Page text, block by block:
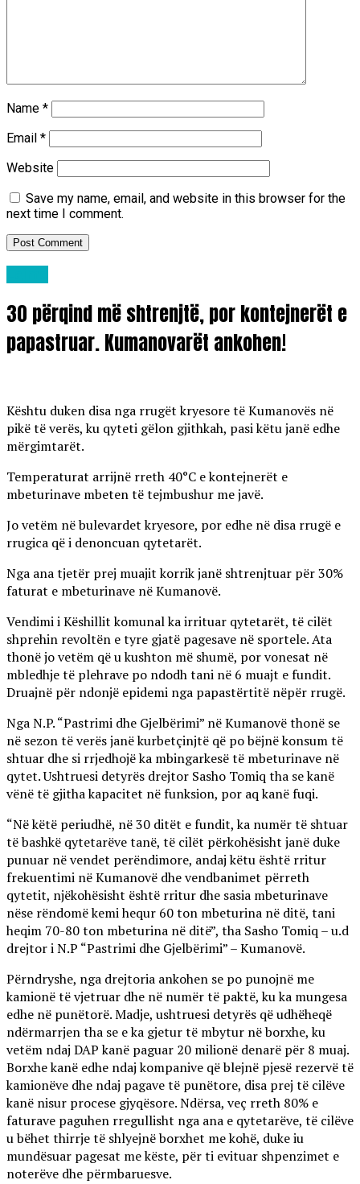
Name *
Email *
Website
Save my name, email, and website in this browser for the
next time I comment.
30 përqind më shtrenjtë, por kontejnerët e
papastruar. Kumanovarët ankohen!
Kështu duken disa nga rrugët kryesore të Kumanovës në
pikë të verës, ku qyteti gëlon gjithkah, pasi këtu janë edhe
mërgimtarët.
Temperaturat arrijnë rreth 40°C e kontejnerët e
mbeturinave mbeten të tejmbushur me javë.
Jo vetëm në bulevardet kryesore, por edhe në disa rrugë e
rrugica që i denoncuan qytetarët.
Nga ana tjetër prej muajit korrik janë shtrenjtuar për 30%
faturat e mbeturinave në Kumanovë.
Vendimi i Këshillit komunal ka irrituar qytetarët, të cilët
shprehin revoltën e tyre gjatë pagesave në sportele. Ata
thonë jo vetëm që u kushton më shumë, por vonesat në
mbledhje të plehrave po ndodh tani në 6 muajt e fundit.
Druajnë për ndonjë epidemi nga papastërtitë nëpër rrugë.
Nga N.P. “Pastrimi dhe Gjelbërimi” në Kumanovë thonë se
në sezon të verës janë kurbetçinjtë që po bëjnë konsum të
shtuar dhe si rrjedhojë ka mbingarkesë të mbeturinave në
qytet. Ushtruesi detyrës drejtor Sasho Tomiq tha se kanë
vënë të gjitha kapacitet në funksion, por aq kanë fuqi.
“Në këtë periudhë, në 30 ditët e fundit, ka numër të shtuar
të bashkë qytetarëve tanë, të cilët përkohësisht janë duke
punuar në vendet perëndimore, andaj këtu është rritur
frekuentimi në Kumanovë dhe vendbanimet përreth
qytetit, njëkohësisht është rritur dhe sasia mbeturinave
nëse rëndomë kemi hequr 60 ton mbeturina në ditë, tani
heqim 70-80 ton mbeturina në ditë”, tha Sasho Tomiq – u.d
drejtor i N.P “Pastrimi dhe Gjelbërimi” – Kumanovë.
Përndryshe, nga drejtoria ankohen se po punojnë me
kamionë të vjetruar dhe në numër të paktë, ku ka mungesa
edhe në punëtorë. Madje, ushtruesi detyrës që udhëheqë
ndërmarrjen tha se e ka gjetur të mbytur në borxhe, ku
vetëm ndaj DAP kanë paguar 20 milionë denarë për 8 muaj.
Borxhe kanë edhe ndaj kompanive që blejnë pjesë rezervë të
kamionëve dhe ndaj pagave të punëtore, disa prej të cilëve
kanë nisur procese gjyqësore. Ndërsa, veç rreth 80% e
faturave paguhen rregullisht nga ana e qytetarëve, të cilëve
u bëhet thirrje të shlyejnë borxhet me kohë, duke iu
mundësuar pagesat me këste, për ti evituar shpenzimet e
noterëve dhe përmbaruesve.